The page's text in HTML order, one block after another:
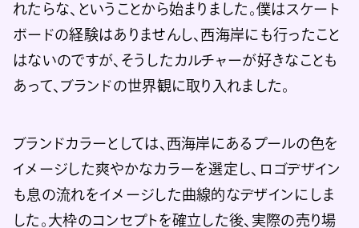
れたらな、ということから始まりました。僕はスケート
ボードの経験はありませんし、西海岸にも行ったこと
はないのですが、そうしたカルチャーが好きなことも
あって、ブランドの世界観に取り入れました。
ブランドカラーとしては、西海岸にあるプールの色を
イメージした爽やかなカラーを選定し、ロゴデザイン
も息の流れをイメージした曲線的なデザインにしま
した。大枠のコンセプトを確立した後、実際の売り場